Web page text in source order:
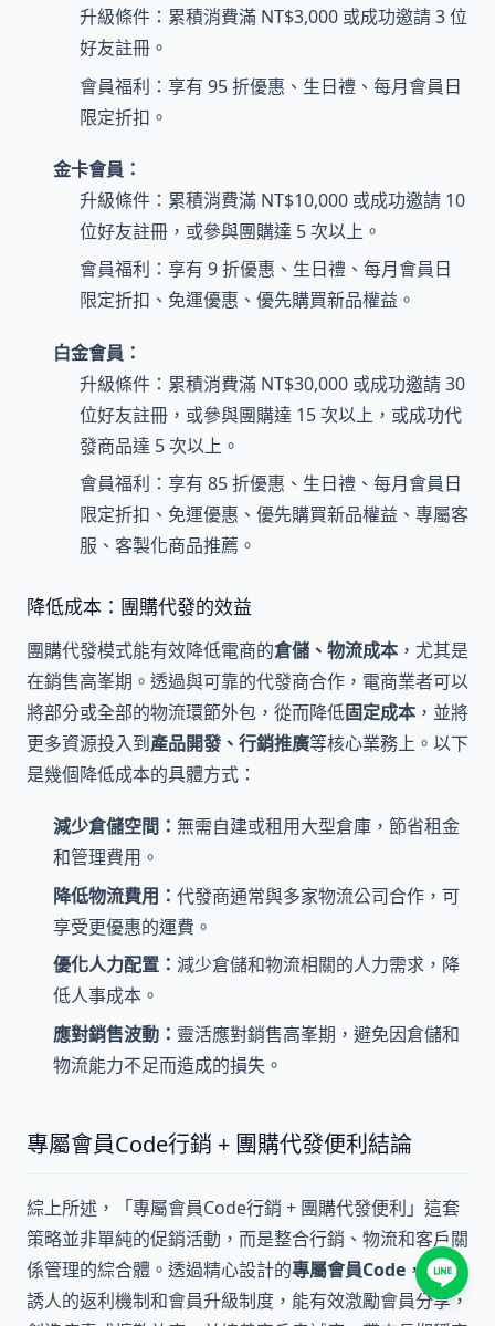
升級條件：累積消費滿 NT$3,000 或成功邀請 3 位
好友註冊。
會員福利：享有 95 折優惠、生日禮、每月會員日
限定折扣。
金卡會員：
升級條件：累積消費滿 NT$10,000 或成功邀請 10
位好友註冊，或參與團購達 5 次以上。
會員福利：享有 9 折優惠、生日禮、每月會員日
限定折扣、免運優惠、優先購買新品權益。
白金會員：
升級條件：累積消費滿 NT$30,000 或成功邀請 30
位好友註冊，或參與團購達 15 次以上，或成功代
發商品達 5 次以上。
會員福利：享有 85 折優惠、生日禮、每月會員日
限定折扣、免運優惠、優先購買新品權益、專屬客
服、客製化商品推薦。
降低成本：團購代發的效益
團購代發模式能有效降低電商的倉儲、物流成本 ，尤其是
在銷售高峯期。透過與可靠的代發商合作，電商業者可以
將部分或全部的物流環節外包，從而降低固定成本 ，並將
更多資源投入到產品開發、行銷推廣等核心業務上。以下
是幾個降低成本的具體方式：
減少倉儲空間： 無需自建或租用大型倉庫，節省租金
和管理費用。
降低物流費用： 代發商通常與多家物流公司合作，可
享受更優惠的運費。
優化人力配置： 減少倉儲和物流相關的人力需求，降
低人事成本。
應對銷售波動： 靈活應對銷售高峯期，避免因倉儲和
物流能力不足而造成的損失。
專屬會員Code行銷 + 團購代發便利結論
綜上所述，「專屬會員Code行銷 + 團購代發便利」這套
策略並非單純的促銷活動，而是整合行銷、物流和客戶關
係管理的綜合體。透過精心設計的專屬會員Code ，結合
誘人的返利機制和會員升級制度，能有效激勵會員分享，